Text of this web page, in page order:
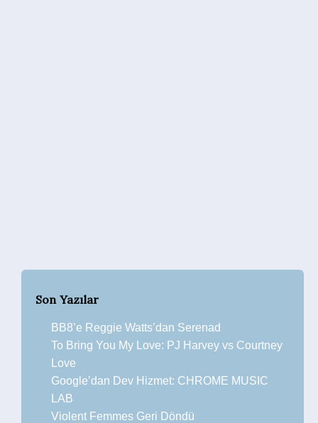
Son Yazılar
BB8’e Reggie Watts’dan Serenad
To Bring You My Love: PJ Harvey vs Courtney
Love
Google’dan Dev Hizmet: CHROME MUSIC
LAB
Violent Femmes Geri Döndü